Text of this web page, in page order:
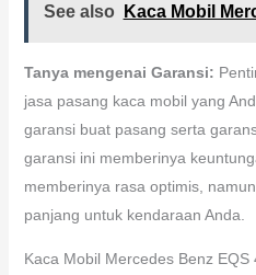
See also Kaca Mobil
Tanya mengenai Garansi:
jasa pasang kaca mobil yang
garansi buat pasang serta
garansi ini memberinya
memberinya rasa optimis,
panjang untuk kendaraan Anda.
Kaca Mobil Mercedes Benz EQS